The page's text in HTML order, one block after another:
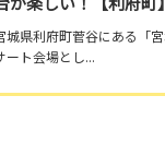
城県利府町菅谷にある「
ート会場とし...